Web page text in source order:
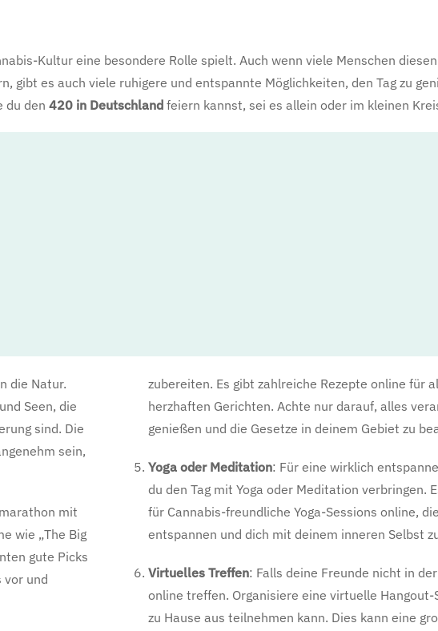
Kultur eine besondere Rolle spielt. Auch wenn viele Menschen
es auch viele ruhigere und entspannte Möglichkeiten, den Tag zu
du den 420 in Deutschland feiern kannst, sei es allein oder im kleinen
die Natur.
Seen, die
sind. Die
sein,
mit
wie „The Big
gute Picks
vor und
zubereiten. Es gibt zahlreiche Rezepte online für
herzhaften Gerichten. Achte nur darauf, alles
genießen und die Gesetze in deinem Gebiet zu
Yoga oder Meditation: Für eine wirklich
du den Tag mit Yoga oder Meditation verbringen.
für Cannabis-freundliche Yoga-Sessions online,
entspannen und dich mit deinem inneren Selbst
Virtuelles Treffen: Falls deine Freunde nicht in
online treffen. Organisiere eine virtuelle Hangout-
zu Hause aus teilnehmen kann. Dies kann eine